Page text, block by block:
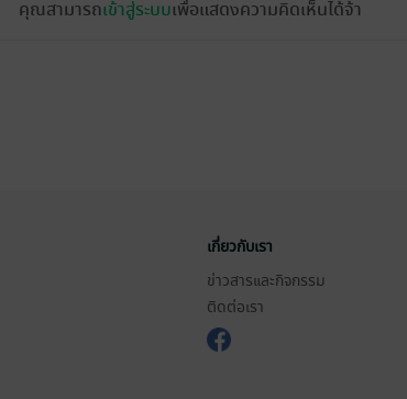
คุณสามารถเข้าสู่ระบบเพื่อแสดงความคิดเห็นได้จ้า
เกี่ยวกับเรา
ข่าวสารและกิจกรรม
ติดต่อเรา